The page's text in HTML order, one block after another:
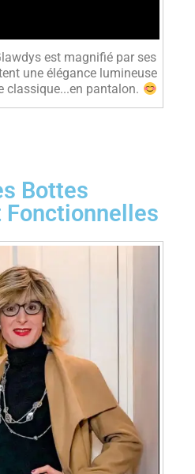
est magnifié par ses
une élégance lumineuse
classique...en pantalon.
Bottes
Fonctionnelles